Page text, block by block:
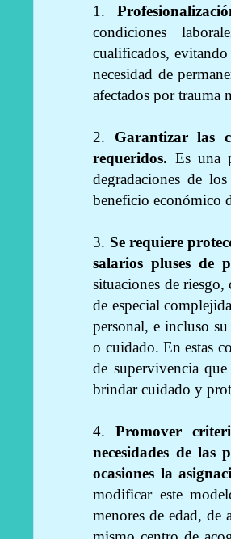
1.
condiciones
cualificados,
necesidad de
afectados por trauma
2. Garantizar las
requeridos. Es una
degradaciones de
beneficio económico
3. Se requiere
salarios pluses de
situaciones de
de especial
personal, e incluso
o cuidado. En estas
de supervivencia
brindar cuidado y
4.Promover
necesidades de las
ocasiones la
modificar este
menores de edad, de